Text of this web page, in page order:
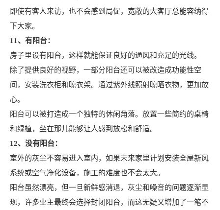
即使有客人来访，也不会感到局促，宽敞的大客厅总能容纳得
下大家。
11、有阳台：
房子里设有阳台，这样就能保证良好的通风和充足的光线。
除了提供良好的视野，一部分阳台还可以被改造成功能性空
间，安装洗衣柜和晾衣架。通过紫外线照射晾晒衣物，更加放
心。
阳台可以被打造成一个独特的休闲角落。放置一些简约的桌椅
和绿植，坐在那儿能够让人感到放松和舒适。
12、没有阳台：
室外的灰尘不容易进入室内，如果未来家里计划安装全屋新风
系统或空气净化设备，施工的难度也不会太大。
阳台虽然漂亮，但一旦新鲜感消退，灰尘和噪音的问题逐渐显
现，许多业主最终会选择封闭阳台，而这无疑又增加了一笔不